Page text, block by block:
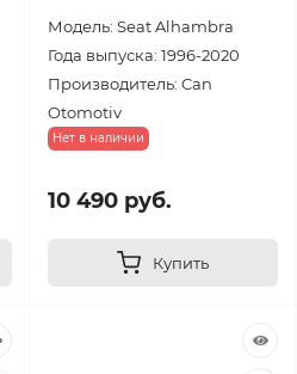
Модель: Seat Alhambra
Года выпуска: 1996-2020
Производитель: Can
Otomotiv
Нет в наличии
10 490 руб.
Купить